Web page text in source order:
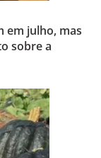
em julho, mas
sobre a